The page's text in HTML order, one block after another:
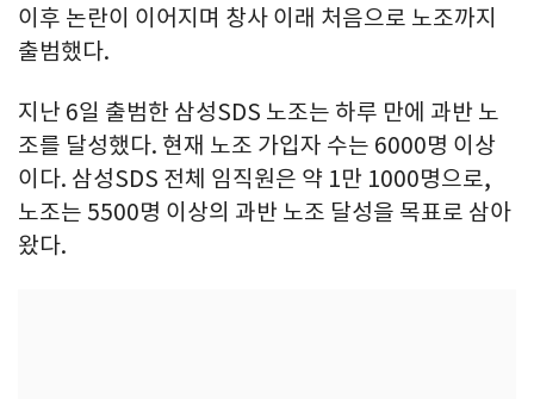
이후 논란이 이어지며 창사 이래 처음으로 노조까지
출범했다.
지난 6일 출범한 삼성SDS 노조는 하루 만에 과반 노
조를 달성했다. 현재 노조 가입자 수는 6000명 이상
이다. 삼성SDS 전체 임직원은 약 1만 1000명으로,
노조는 5500명 이상의 과반 노조 달성을 목표로 삼아
왔다.